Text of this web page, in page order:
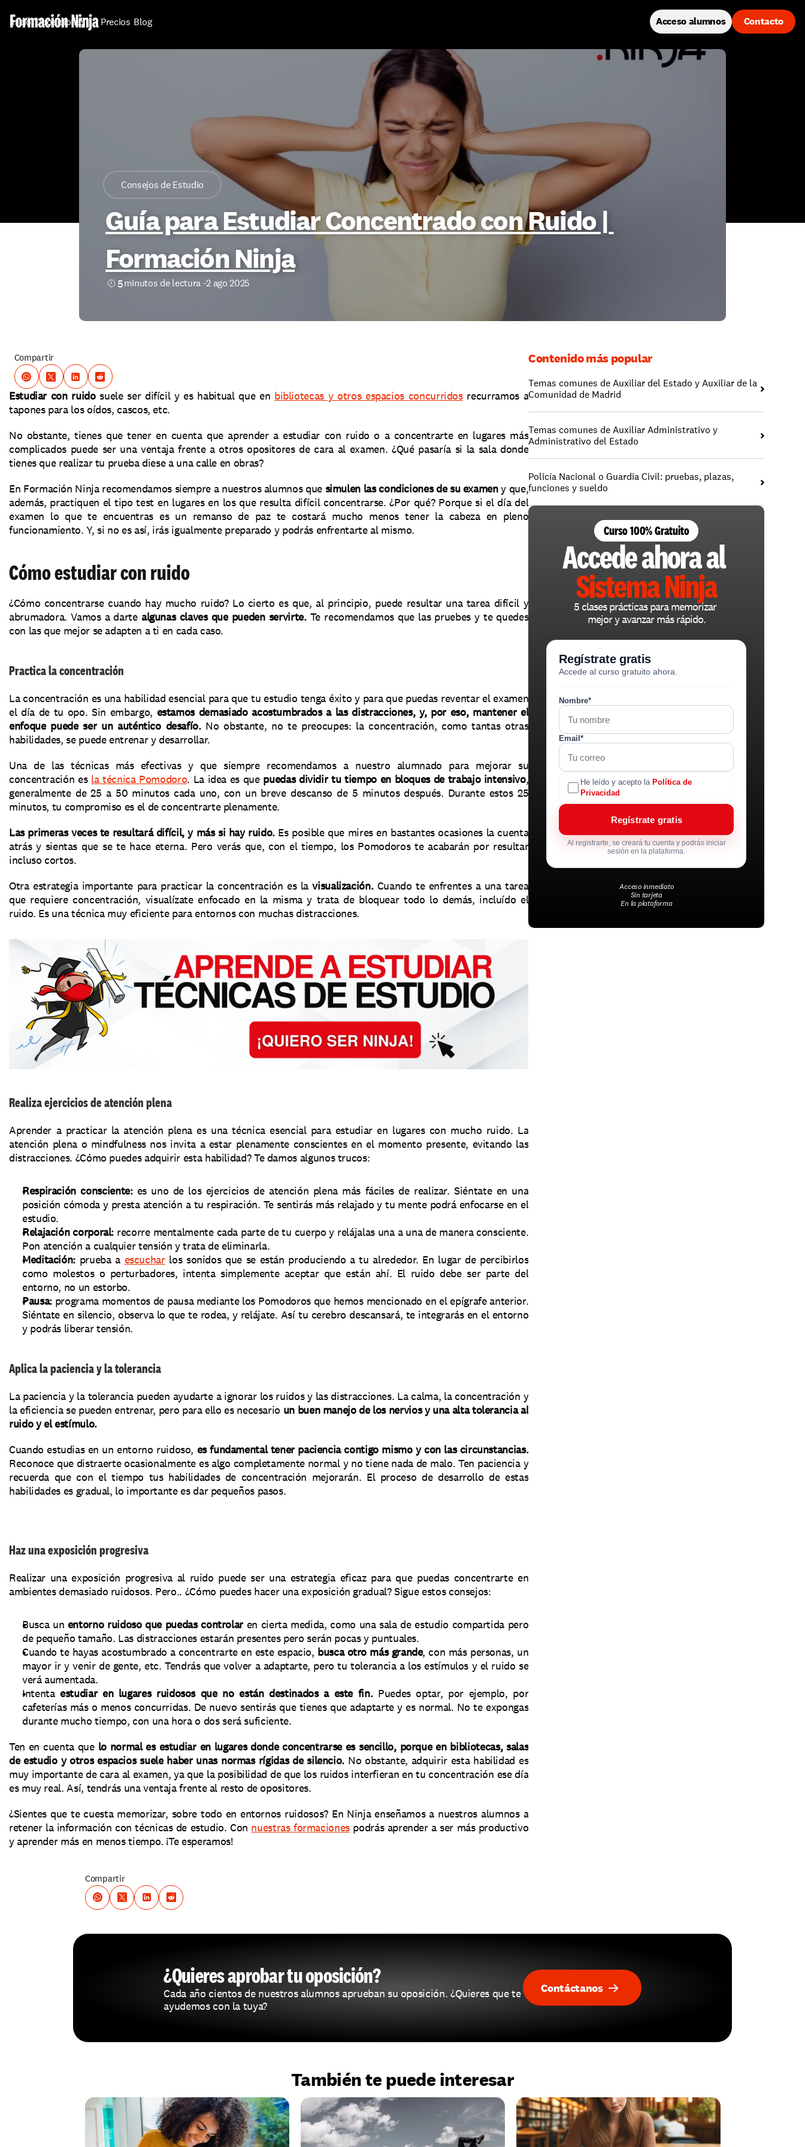
Acceso alumnos Contacto
Inicio Oposiciones Precios Blog
Consejos de Estudio
Guía para Estudiar Concentrado con Ruido |
Formación Ninja
5minutos de lectura -2 ago 2025
Compartir
Estudiar con ruido suele ser difícil y es habitual que en bibliotecas y otros espacios concurridos recurramos a
tapones para los oídos, cascos, etc.
No obstante, tienes que tener en cuenta que aprender a estudiar con ruido o a concentrarte en lugares más
complicados puede ser una ventaja frente a otros opositores de cara al examen. ¿Qué pasaría si la sala donde
tienes que realizar tu prueba diese a una calle en obras?
En Formación Ninja recomendamos siempre a nuestros alumnos que simulen las condiciones de su examen y que,
además, practiquen el tipo test en lugares en los que resulta difícil concentrarse. ¿Por qué? Porque si el día del
examen lo que te encuentras es un remanso de paz te costará mucho menos tener la cabeza en pleno
funcionamiento. Y, si no es así, irás igualmente preparado y podrás enfrentarte al mismo.
Cómo estudiar con ruido
¿Cómo concentrarse cuando hay mucho ruido? Lo cierto es que, al principio, puede resultar una tarea difícil y
abrumadora. Vamos a darte algunas claves que pueden servirte. Te recomendamos que las pruebes y te quedes
con las que mejor se adapten a ti en cada caso.
Practica la concentración
La concentración es una habilidad esencial para que tu estudio tenga éxito y para que puedas reventar el examen
el día de tu opo. Sin embargo, estamos demasiado acostumbrados a las distracciones, y, por eso, mantener el
enfoque puede ser un auténtico desafío. No obstante, no te preocupes: la concentración, como tantas otras
habilidades, se puede entrenar y desarrollar.
Una de las técnicas más efectivas y que siempre recomendamos a nuestro alumnado para mejorar su
concentración es la técnica Pomodoro. La idea es que puedas dividir tu tiempo en bloques de trabajo intensivo,
generalmente de 25 a 50 minutos cada uno, con un breve descanso de 5 minutos después. Durante estos 25
minutos, tu compromiso es el de concentrarte plenamente.
Las primeras veces te resultará difícil, y más si hay ruido. Es posible que mires en bastantes ocasiones la cuenta
atrás y sientas que se te hace eterna. Pero verás que, con el tiempo, los Pomodoros te acabarán por resultar
incluso cortos.
Otra estrategia importante para practicar la concentración es la visualización. Cuando te enfrentes a una tarea
que requiere concentración, visualízate enfocado en la misma y trata de bloquear todo lo demás, incluído el
ruido. Es una técnica muy eficiente para entornos con muchas distracciones.
Realiza ejercicios de atención plena
Aprender a practicar la atención plena es una técnica esencial para estudiar en lugares con mucho ruido. La
atención plena o mindfulness nos invita a estar plenamente conscientes en el momento presente, evitando las
distracciones. ¿Cómo puedes adquirir esta habilidad? Te damos algunos trucos:
Respiración consciente: es uno de los ejercicios de atención plena más fáciles de realizar. Siéntate en una
posición cómoda y presta atención a tu respiración. Te sentirás más relajado y tu mente podrá enfocarse en el
estudio.
Relajación corporal: recorre mentalmente cada parte de tu cuerpo y relájalas una a una de manera consciente.
Pon atención a cualquier tensión y trata de eliminarla.
Meditación: prueba a escuchar los sonidos que se están produciendo a tu alrededor. En lugar de percibirlos
como molestos o perturbadores, intenta simplemente aceptar que están ahí. El ruido debe ser parte del
entorno, no un estorbo.
Pausa: programa momentos de pausa mediante los Pomodoros que hemos mencionado en el epígrafe anterior.
Siéntate en silencio, observa lo que te rodea, y relájate. Así tu cerebro descansará, te integrarás en el entorno
y podrás liberar tensión.
Aplica la paciencia y la tolerancia
La paciencia y la tolerancia pueden ayudarte a ignorar los ruidos y las distracciones. La calma, la concentración y
la eficiencia se pueden entrenar, pero para ello es necesario un buen manejo de los nervios y una alta tolerancia al
ruido y el estímulo.
Cuando estudias en un entorno ruidoso, es fundamental tener paciencia contigo mismo y con las circunstancias.
Reconoce que distraerte ocasionalmente es algo completamente normal y no tiene nada de malo. Ten paciencia y
recuerda que con el tiempo tus habilidades de concentración mejorarán. El proceso de desarrollo de estas
habilidades es gradual, lo importante es dar pequeños pasos.
Haz una exposición progresiva
Realizar una exposición progresiva al ruido puede ser una estrategia eficaz para que puedas concentrarte en
ambientes demasiado ruidosos. Pero.. ¿Cómo puedes hacer una exposición gradual? Sigue estos consejos:
Busca un entorno ruidoso que puedas controlar en cierta medida, como una sala de estudio compartida pero
de pequeño tamaño. Las distracciones estarán presentes pero serán pocas y puntuales.
Cuando te hayas acostumbrado a concentrarte en este espacio, busca otro más grande, con más personas, un
mayor ir y venir de gente, etc. Tendrás que volver a adaptarte, pero tu tolerancia a los estímulos y el ruido se
verá aumentada.
Intenta estudiar en lugares ruidosos que no están destinados a este fin. Puedes optar, por ejemplo, por
cafeterías más o menos concurridas. De nuevo sentirás que tienes que adaptarte y es normal. No te expongas
durante mucho tiempo, con una hora o dos será suficiente.
Ten en cuenta que lo normal es estudiar en lugares donde concentrarse es sencillo, porque en bibliotecas, salas
de estudio y otros espacios suele haber unas normas rígidas de silencio. No obstante, adquirir esta habilidad es
muy importante de cara al examen, ya que la posibilidad de que los ruidos interfieran en tu concentración ese día
es muy real. Así, tendrás una ventaja frente al resto de opositores.
¿Sientes que te cuesta memorizar, sobre todo en entornos ruidosos? En Ninja enseñamos a nuestros alumnos a
retener la información con técnicas de estudio. Con nuestras formaciones podrás aprender a ser más productivo
y aprender más en menos tiempo. ¡Te esperamos!
Contenido más popular
Temas comunes de Auxiliar del Estado y Auxiliar de la
Comunidad de Madrid
Temas comunes de Auxiliar Administrativo y
Administrativo del Estado
Policía Nacional o Guardia Civil: pruebas, plazas,
funciones y sueldo
Curso 100% Gratuito
Accede ahora al
Sistema Ninja
5 clases prácticas para memorizar
mejor y avanzar más rápido.
Regístrate gratis
Accede al curso gratuito ahora.
Nombre*
Email*
He leído y acepto la Política de
Privacidad
Regístrate gratis
Al registrarte, se creará tu cuenta y podrás iniciar
sesión en la plataforma.
Acceso inmediato
Sin tarjeta
En la plataforma
Compartir
¿Quieres aprobar tu oposición?
Cada año cientos de nuestros alumnos aprueban su oposición. ¿Quieres que te
ayudemos con la tuya?
Contáctanos
También te puede interesar